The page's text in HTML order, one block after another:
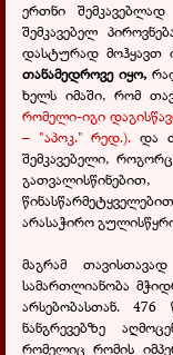
ერთნი
შემკავებელ
დასტურად მოჰყავთ
თანამედროვე იყო,
ხელს იმაში, რომ
რომელი-იგი
– "აპოკ." რედ.).და
შემკავებელი,
არასაჭირო
მაგრამ
სამართლიანობა
არსებობასთან.
ნანგრევებზე
რომელიც რომის